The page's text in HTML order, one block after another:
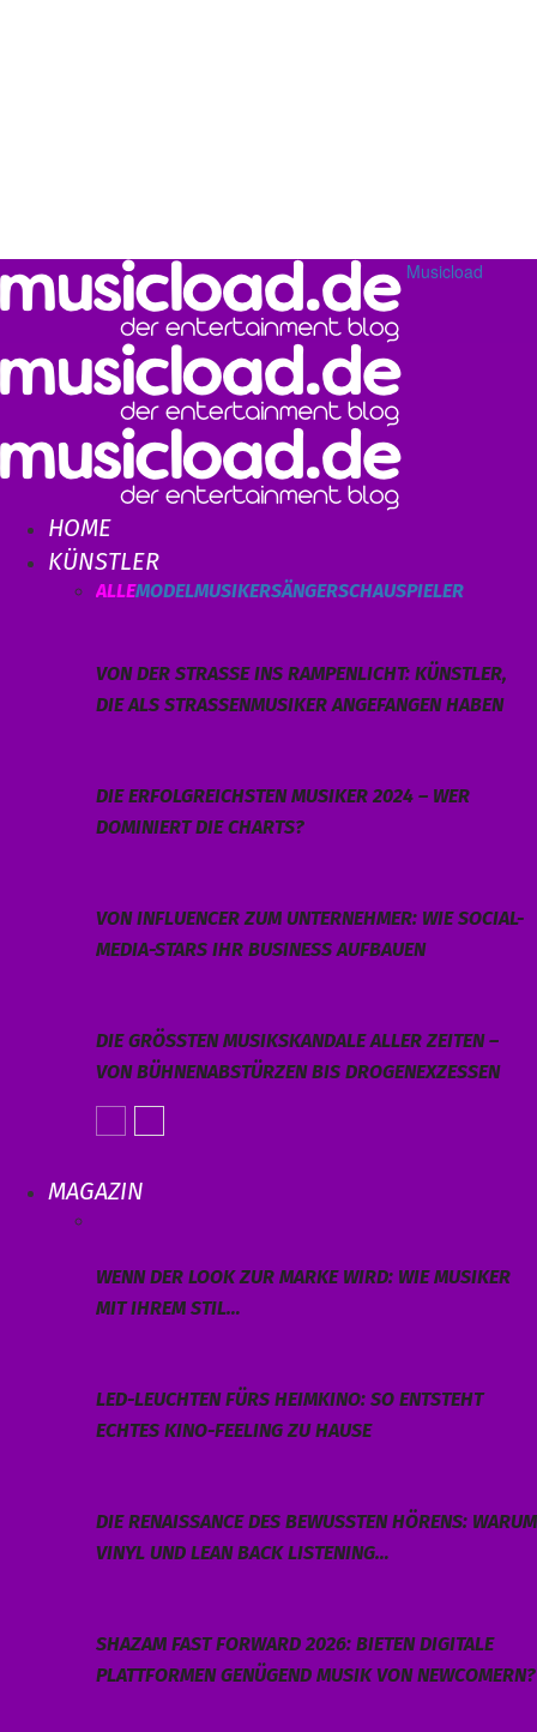
Musicload
HOME
KÜNSTLER
ALLEMODELMUSIKERSÄNGERSCHAUSPIELER
VON DER STRASSE INS RAMPENLICHT: KÜNSTLER, D
IE ALS STRASSENMUSIKER ANGEFANGEN HABEN
DIE ERFOLGREICHSTEN MUSIKER 2024 – WER
DOMINIERT DIE CHARTS?
VON INFLUENCER ZUM UNTERNEHMER: WIE SOCIAL-
MEDIA-STARS IHR BUSINESS AUFBAUEN
DIE GRÖSSTEN MUSIKSKANDALE ALLER ZEITEN – V
ON BÜHNENABSTÜRZEN BIS DROGENEXZESSEN
MAGAZIN
WENN DER LOOK ZUR MARKE WIRD: WIE MUSIKER
MIT IHREM STIL…
LED-LEUCHTEN FÜRS HEIMKINO: SO ENTSTEHT
ECHTES KINO-FEELING ZU HAUSE
DIE RENAISSANCE DES BEWUSSTEN HÖRENS: WARUM
VINYL UND LEAN BACK LISTENING…
SHAZAM FAST FORWARD 2026: BIETEN DIGITALE
PLATTFORMEN GENÜGEND MUSIK VON NEWCOMERN?